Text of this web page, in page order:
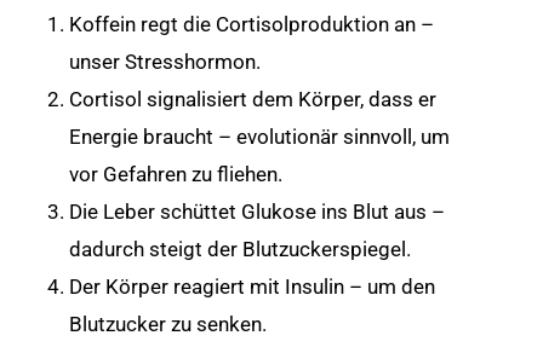
Koffein regt die Cortisolproduktion an –
unser Stresshormon.
Cortisol signalisiert dem Körper, dass er
Energie braucht – evolutionär sinnvoll, um
vor Gefahren zu fliehen.
Die Leber schüttet Glukose ins Blut aus –
dadurch steigt der Blutzuckerspiegel.
Der Körper reagiert mit Insulin – um den
Blutzucker zu senken.